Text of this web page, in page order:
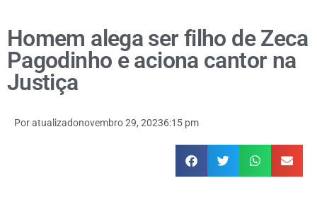
Homem alega ser filho de Zeca
Pagodinho e aciona cantor na
Justiça
Poratualizadonovembro 29, 20236:15 pm